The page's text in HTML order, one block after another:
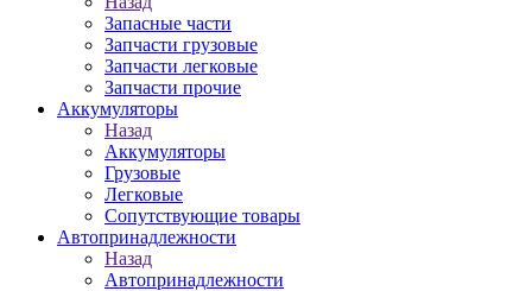
Запасные части
Запчасти грузовые
Запчасти легковые
Запчасти прочие
Аккумуляторы
Назад
Аккумуляторы
Грузовые
Легковые
Сопутствующие товары
Автопринадлежности
Назад
Автопринадлежности